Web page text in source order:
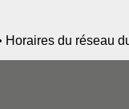
Horaires du réseau